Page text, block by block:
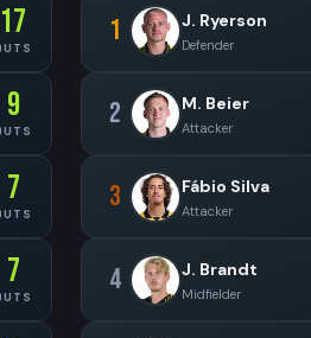
17
9
7
7
1 J. Ryerson
Defender
2 M. Beier
Attacker
3 Fábio Silva
Attacker
4 J. Brandt
Midfielder